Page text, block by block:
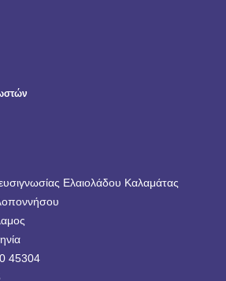
Ελαιολάδου Καλαμάτας
45304